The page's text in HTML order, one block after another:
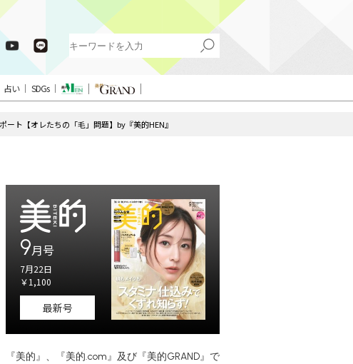
占い SDGs
ト【オレたちの「毛」問題】by『美的HEN』
9月号
7月22日
￥1,100
最新号
『美的』、『美的.com』及び『美的GRAND』で